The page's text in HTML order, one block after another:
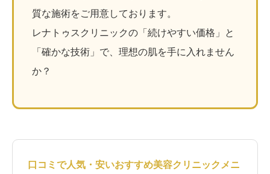
質な施術をご用意しております。
レナトゥスクリニックの「続けやすい価格」と
「確かな技術」で、理想の肌を手に入れません
か？
口コミで人気・安いおすすめ美容クリニックメニ